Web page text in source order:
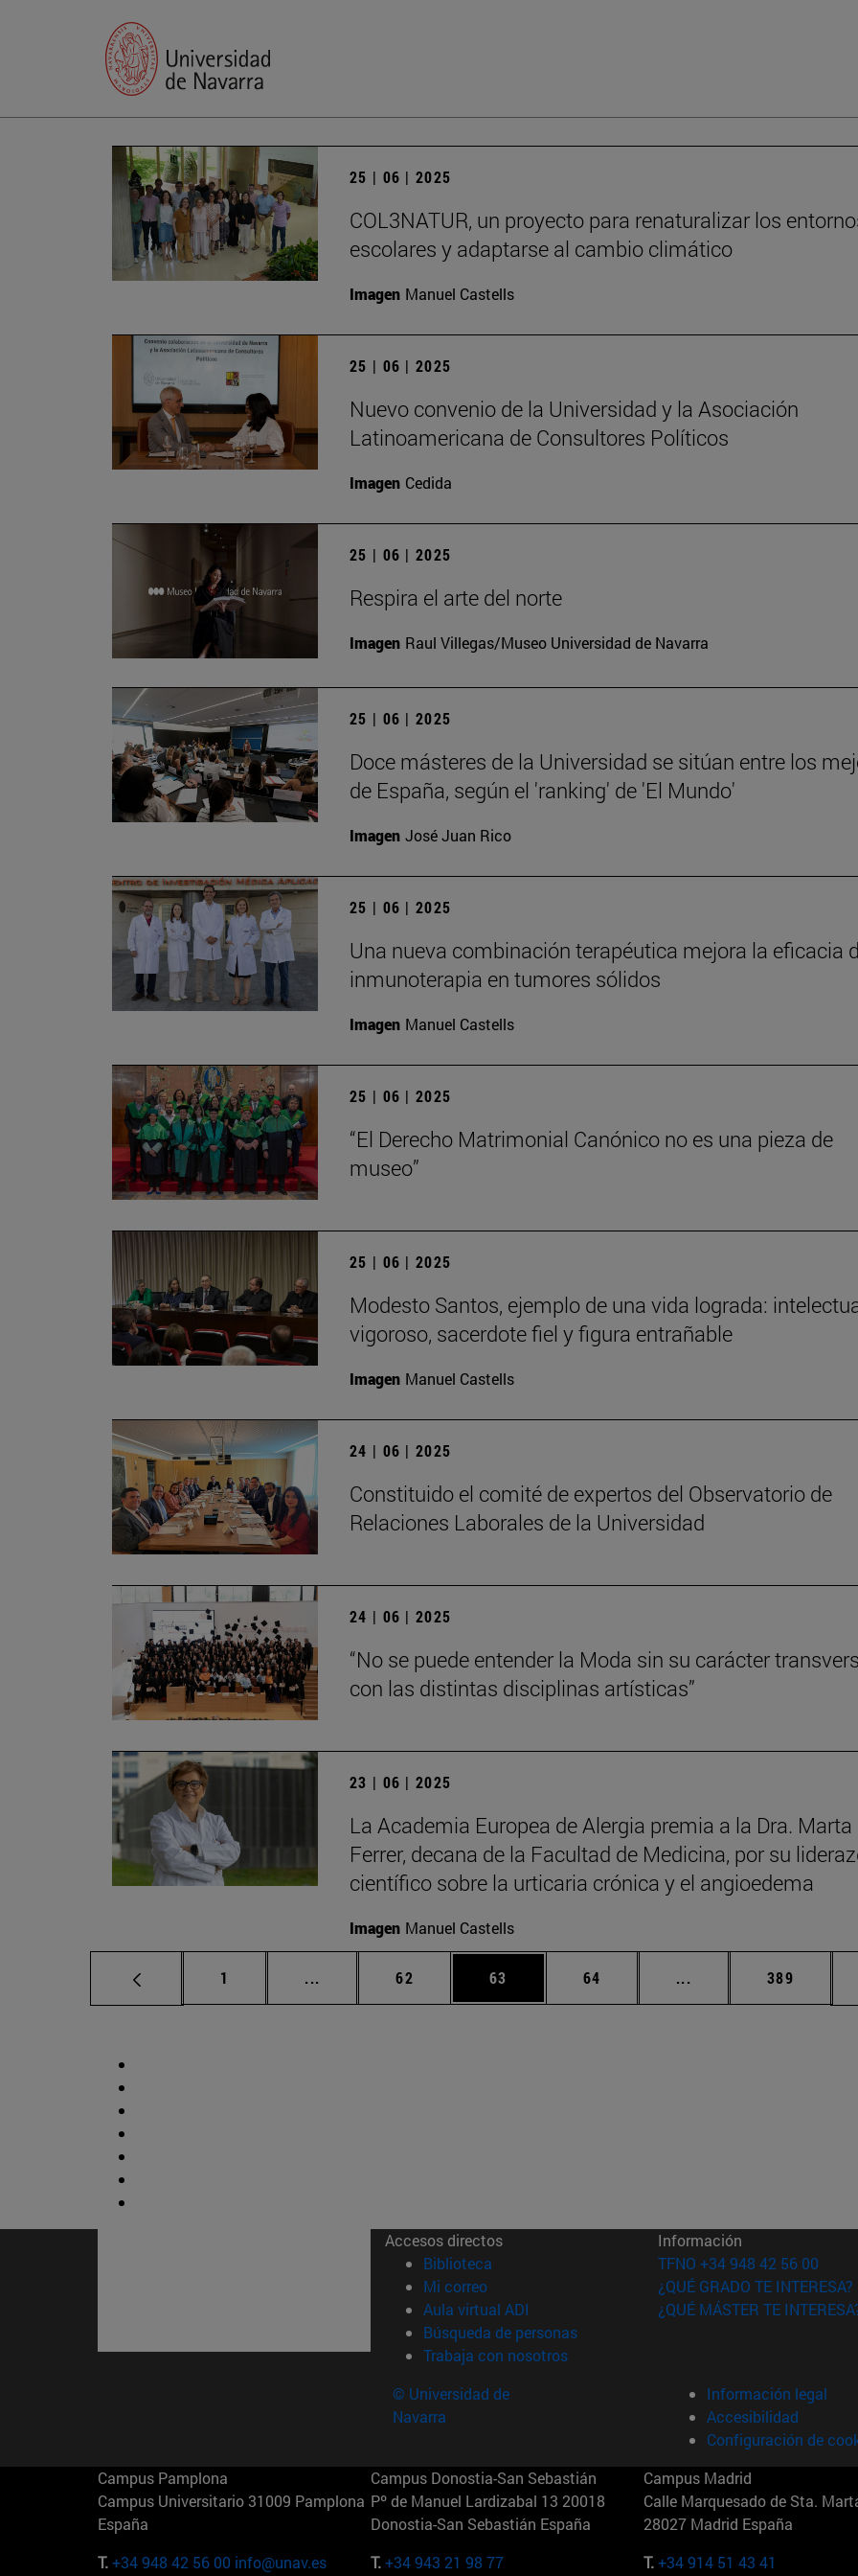
25 | 06 | 2025
COL3NATUR, un proyecto para renaturalizar los
escolares y adaptarse al cambio climático
Imagen Manuel Castells
25 | 06 | 2025
Nuevo convenio de la Universidad y la Asociación
Latinoamericana de Consultores Políticos
Imagen Cedida
25 | 06 | 2025
Respira el arte del norte
Imagen Raul Villegas/Museo Universidad de Navarra
25 | 06 | 2025
Doce másteres de la Universidad se sitúan entre los
de España, según el 'ranking' de 'El Mundo'
Imagen José Juan Rico
25 | 06 | 2025
Una nueva combinación terapéutica mejora la eficacia
inmunoterapia en tumores sólidos
Imagen Manuel Castells
25 | 06 | 2025
“El Derecho Matrimonial Canónico no es una pieza de
museo”
25 | 06 | 2025
Modesto Santos, ejemplo de una vida lograda:
vigoroso, sacerdote fiel y figura entrañable
Imagen Manuel Castells
24 | 06 | 2025
Constituido el comité de expertos del Observatorio de
Relaciones Laborales de la Universidad
24 | 06 | 2025
“No se puede entender la Moda sin su carácter
con las distintas disciplinas artísticas”
23 | 06 | 2025
La Academia Europea de Alergia premia a la Dra. Marta
Ferrer, decana de la Facultad de Medicina, por su
científico sobre la urticaria crónica y el angioedema
Imagen Manuel Castells
Página
1 ... Páginas intermedias Use TAB para desplazarse.
Página
62 Página
63 Página
64 ... Páginas intermedias
Página
389
Accesos directos
Biblioteca (abre en nueva ventana)
Mi correo(abre en nueva ventana)
Aula virtual ADI (abre en nueva ventana)
Búsqueda de personas(abre en nueva ventana)
Trabaja con nosotros(abre en nueva ventana)
Información
TFNO +34 948 42 56 00
¿QUÉ GRADO TE INTERESA?
¿QUÉ MÁSTER TE
© Universidad de
Navarra
Información legal
Accesibilidad
Configuración de
Campus Pamplona
Campus Universitario 31009 Pamplona
España
T.+34 948 42 56 00 info@unav.es
Campus Donostia-San Sebastián
Pº de Manuel Lardizabal 13 20018
Donostia-San Sebastián España
T.+34 943 21 98 77
Campus Madrid
Calle Marquesado de Sta.
28027 Madrid España
T.+34 914 51 43 41